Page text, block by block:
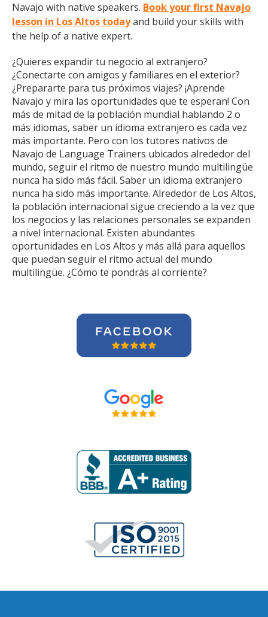
Navajo with native speakers. Book your first Navajo
lesson in Los Altos todayand build your skills with
the help of a native expert.
¿Quieres expandir tu negocio al extranjero?
¿Conectarte con amigos y familiares en el exterior?
¿Prepararte para tus próximos viajes? ¡Aprende
Navajo y mira las oportunidades que te esperan! Con
más de mitad de la población mundial hablando 2 o
más idiomas, saber un idioma extranjero es cada vez
más importante. Pero con los tutores nativos de
Navajo de Language Trainers ubicados alrededor del
mundo, seguir el ritmo de nuestro mundo multilingüe
nunca ha sido más fácil. Saber un idioma extranjero
nunca ha sido más importante. Alrededor de Los Altos,
la población internacional sigue creciendo a la vez que
los negocios y las relaciones personales se expanden
a nivel internacional. Existen abundantes
oportunidades en Los Altos y más allá para aquellos
que puedan seguir el ritmo actual del mundo
multilingüe. ¿Cómo te pondrás al corriente?